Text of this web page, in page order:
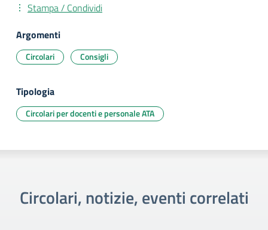
Stampa / Condividi
Argomenti
Circolari Consigli
Tipologia
Circolari per docenti e personale ATA
Circolari, notizie, eventi correlati